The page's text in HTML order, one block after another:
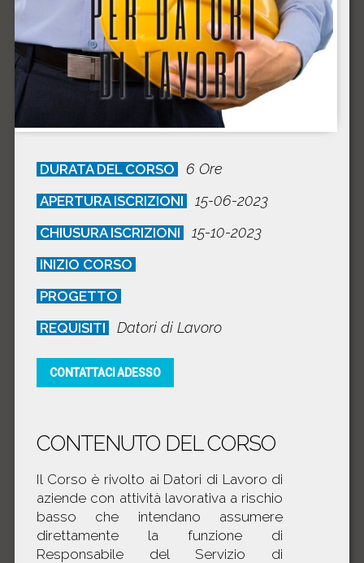
DURATA DEL CORSO 6 Ore
APERTURA ISCRIZIONI 15-06-2023
CHIUSURA ISCRIZIONI 15-10-2023
INIZIO CORSO
PROGETTO
REQUISITI
Datori di Lavoro
CONTATTACI ADESSO
CONTENUTO DEL CORSO
Il Corso è rivolto ai Datori di Lavoro di
aziende con attività lavorativa a rischio
basso che intendano assumere
direttamente la funzione di
Responsabile del Servizio di